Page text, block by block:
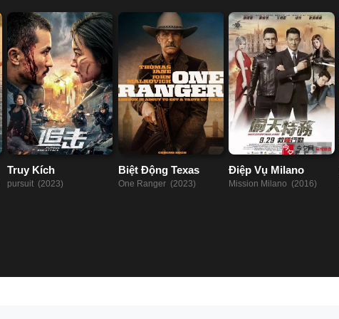
Truy Kích
pursuit (2023)
Biệt Động Texas
One Ranger (2023)
Điệp Vụ Milano
Mission Milano (2016)